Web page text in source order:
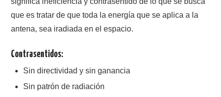
que es tratar de que toda la energía que se aplica a la
antena, sea iradiada en el espacio.
Contrasentidos:
Sin directividad y sin ganancia
Sin patrón de radiación